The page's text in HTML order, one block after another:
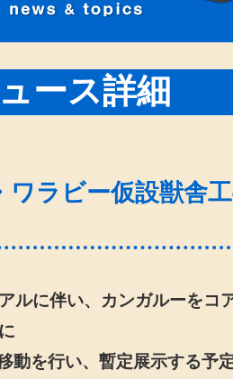
ース詳細
ワラビー仮設獣舎
ルに伴い、カンガルーをコ
動を行い、暫定展示する予